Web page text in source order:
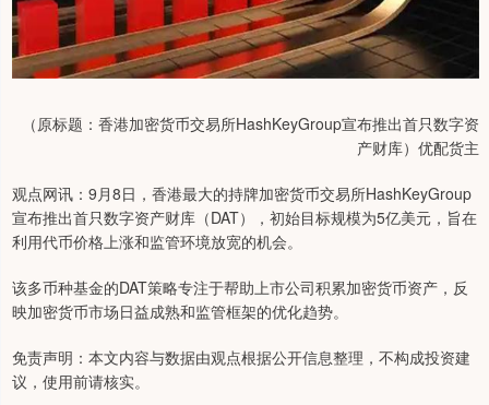
（原标题：香港加密货币交易所HashKeyGroup宣布推出首只数字资
产财库）优配货主
观点网讯：9月8日，香港最大的持牌加密货币交易所HashKeyGroup
宣布推出首只数字资产财库（DAT），初始目标规模为5亿美元，旨在
利用代币价格上涨和监管环境放宽的机会。
该多币种基金的DAT策略专注于帮助上市公司积累加密货币资产，反
映加密货币市场日益成熟和监管框架的优化趋势。
免责声明：本文内容与数据由观点根据公开信息整理，不构成投资建
议，使用前请核实。